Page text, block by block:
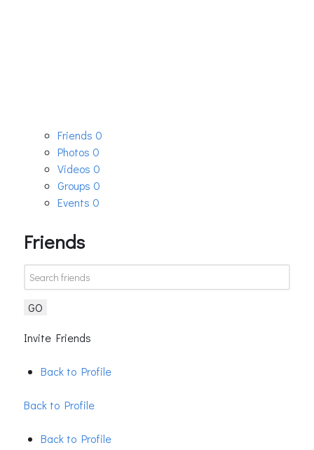
Friends 0
Photos 0
Videos 0
Groups 0
Events 0
Friends
GO
Invite Friends
Back to Profile
Back to Profile
Back to Profile